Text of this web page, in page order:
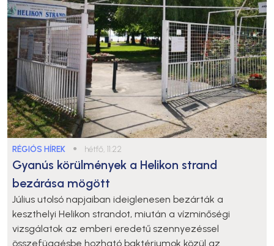
RÉGIÓS HÍREK ● hétfő, 11:22
Gyanús körülmények a Helikon strand
bezárása mögött
Július utolsó napjaiban ideiglenesen bezárták a
keszthelyi Helikon strandot, miután a vízminőségi
vizsgálatok az emberi eredetű szennyezéssel
összefüggésbe hozható baktériumok közül az